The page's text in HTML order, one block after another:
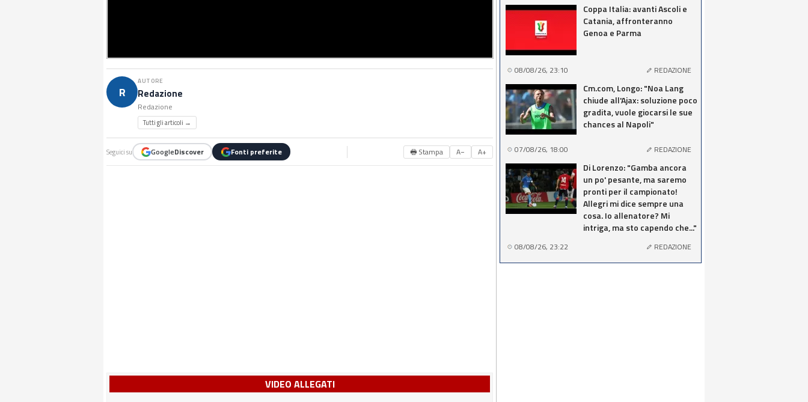
R
AUTORE
Redazione
Redazione
Tutti gli articoli →
Seguici su GoogleDiscover Fonti preferite 🖶 Stampa A− A+
VIDEO ALLEGATI
Coppa Italia: avanti Ascoli e
Catania, affronteranno
Genoa e Parma
08/08/26, 23:10 REDAZIONE
Cm.com, Longo: "Noa Lang
chiude all'Ajax: soluzione poco
gradita, vuole giocarsi le sue
chances al Napoli"
07/08/26, 18:00 REDAZIONE
Di Lorenzo: "Gamba ancora
un po' pesante, ma saremo
pronti per il campionato!
Allegri mi dice sempre una
cosa. Io allenatore? Mi
intriga, ma sto capendo che..."
08/08/26, 23:22 REDAZIONE